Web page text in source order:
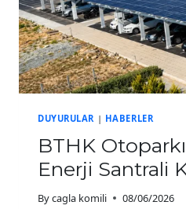
DUYURULAR | HABERLER
BTHK
Enerji Santrali
Bycagla komili 08/06/2026